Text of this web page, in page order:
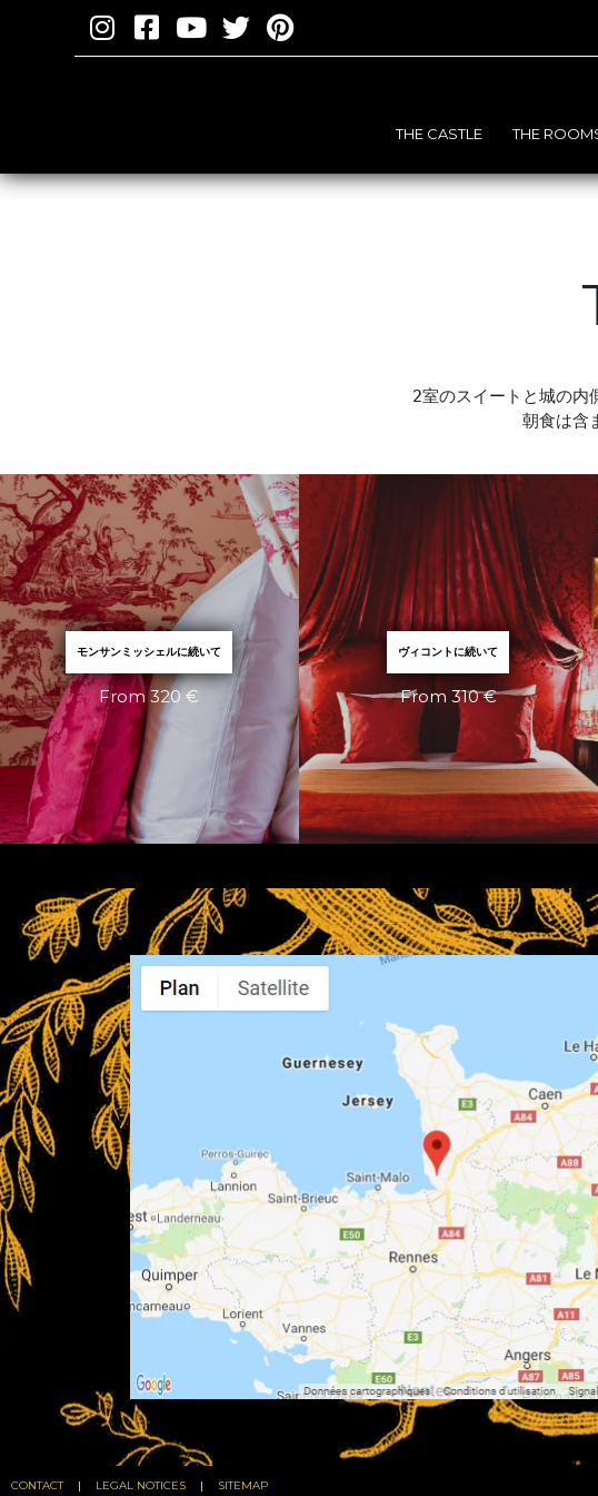
THE CASTLE THE
2室のスイートと城の内
朝食は含
モンサンミッシェルに続いて
From 320 €
ヴィコントに続いて
From 310 €
CONTACT LEGAL NOTICES SITEMAP